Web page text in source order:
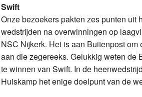
Swift
Onze bezoekers pakten zes punten uit
wedstrijden na overwinningen op
NSC Nijkerk. Het is aan Buitenpost om
aan die zegereeks. Gelukkig weten de
te winnen van Swift. In de
Huiskamp het enige doelpunt van de